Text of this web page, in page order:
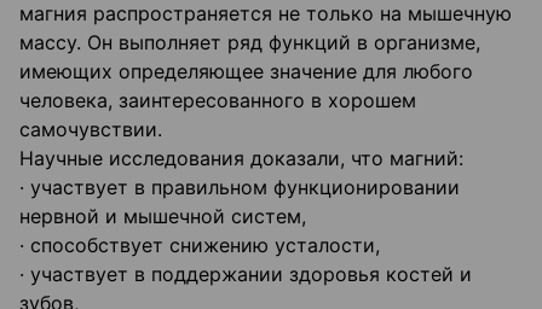
магния распространяется не только на мышечную
массу. Он выполняет ряд функций в организме,
имеющих определяющее значение для любого
человека, заинтересованного в хорошем
самочувствии.
Научные исследования доказали, что магний:
· участвует в правильном функционировании
нервной и мышечной систем,
· способствует снижению усталости,
· участвует в поддержании здоровья костей и
зубов,